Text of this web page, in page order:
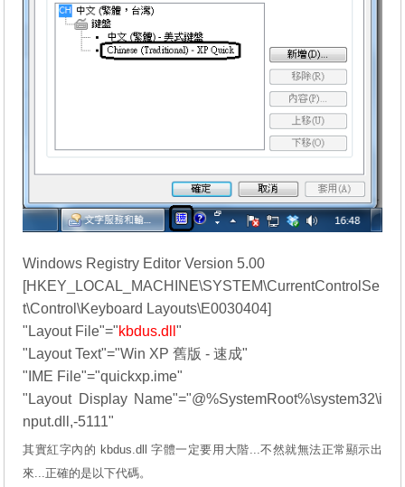
Windows Registry Editor Version 5.00
[HKEY_LOCAL_MACHINE\SYSTEM\CurrentControlSe
t\Control\Keyboard Layouts\E0030404]
"Layout File"="kbdus.dll"
"Layout Text"="Win XP 舊版 - 速成"
"IME File"="quickxp.ime"
"Layout Display Name"="@%SystemRoot%\system32\i
nput.dll,-5111"
其實紅字內的 kbdus.dll 字體一定要用大階...不然就無法正常顯示出
來...正確的是以下代碼。